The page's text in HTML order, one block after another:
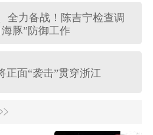
全力备战！陈吉宁检查调
豚”防御工作
电黄色预警，请注意防
正面“袭击”贯穿浙江
江苏安徽启动防汛防台风